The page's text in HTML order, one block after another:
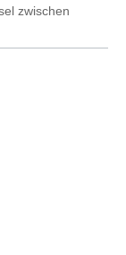
zwischen